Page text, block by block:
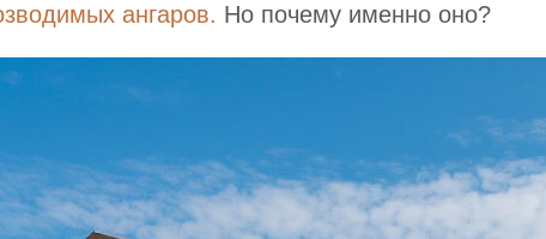
ангаров. Но почему именно оно?